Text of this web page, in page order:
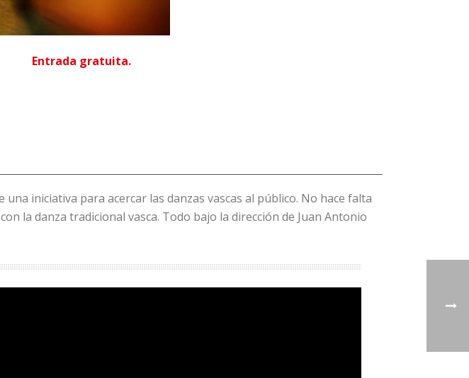
Entrada gratuita.
iniciativa para acercar las danzas vascas al público. No hace falta
la danza tradicional vasca. Todo bajo la dirección de Juan Antonio